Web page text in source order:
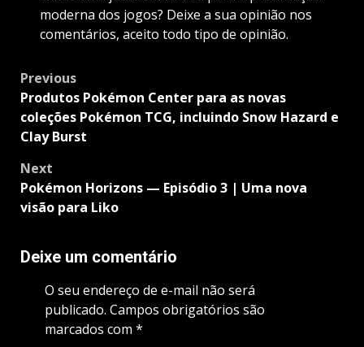
moderna dos jogos? Deixe a sua opinião nos
comentários, aceito todo tipo de opinião.
Post
navigation
Previous
Produtos Pokémon Center para as novas
coleções Pokémon TCG, incluindo Snow Hazard e
Clay Burst
Next
Pokémon Horizons — Episódio 3 | Uma nova
visão para Liko
Deixe um comentário
O seu endereço de e-mail não será
publicado. Campos obrigatórios são
marcados com *